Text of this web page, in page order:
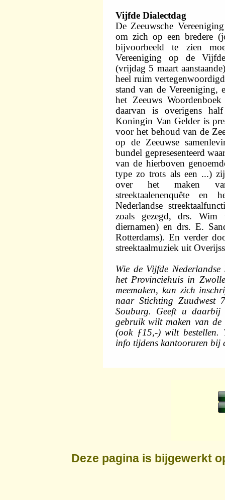
Vijfde Dialectdag
De Zeeuwsche
om zich op een bredere
bijvoorbeeld te zien
Vereeniging op de
(vrijdag 5 maart
heel ruim
stand van de Vereeniging,
het Zeeuws
daarvan is overigens
Koningin Van Gelder is
voor het behoud van de
op de Zeeuwse
bundel gepresesenteerd
van de hierboven
type zo trots als een ...)
over het maken
streektaalenenquête
Nederlandse
zoals gezegd, drs. Wim
diernamen) en drs. E.
Rotterdams). En verder
streektaalmuziek uit
Wie de Vijfde
het Provinciehuis in
meemaken, kan zich
naar Stichting Zuudwest
Souburg. Geeft u
gebruik wilt maken van
(ook ƒ15,-) wilt bestellen.
info tijdens kantooruren bij
Deze pagina is bijgewerkt